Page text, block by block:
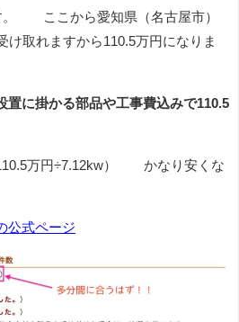
。 ここから愛知県（名古屋市）
け取れますから110.5万円になりま
置に掛かる部品や工事費込みで110.5
110.5万円÷7.12kw） かなり安くな
公式ページ